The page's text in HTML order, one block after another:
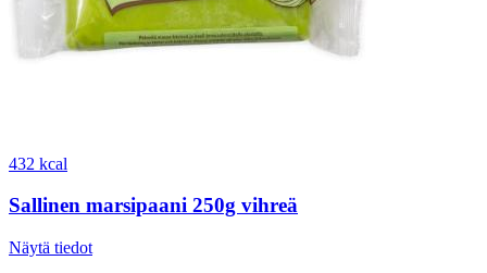
432 kcal
Sallinen marsipaani 250g vihreä
Näytä tiedot